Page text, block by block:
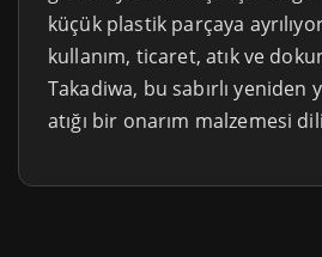
küçük plastik parçaya
kullanım, ticaret, atık ve
Takadiwa, bu sabırlı yeniden
atığı bir onarım malzemesi